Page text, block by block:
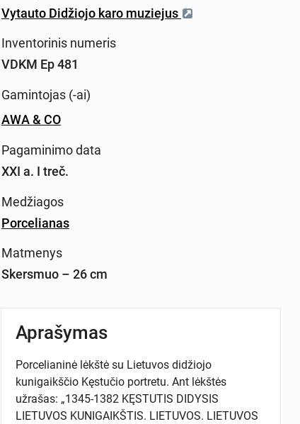
Vytauto Didžiojo karo muziejus
Inventorinis numeris
VDKM Ep 481
Gamintojas (-ai)
AWA & CO
Pagaminimo data
XXI a. I treč.
Medžiagos
Porcelianas
Matmenys
Skersmuo – 26 cm
Aprašymas
Porcelianinė lėkštė su Lietuvos didžiojo
kunigaikščio Kęstučio portretu. Ant lėkštės
užrašas: „1345-1382 KĘSTUTIS DIDYSIS
LIETUVOS KUNIGAIKŠTIS. LIETUVOS. LIETUVOS